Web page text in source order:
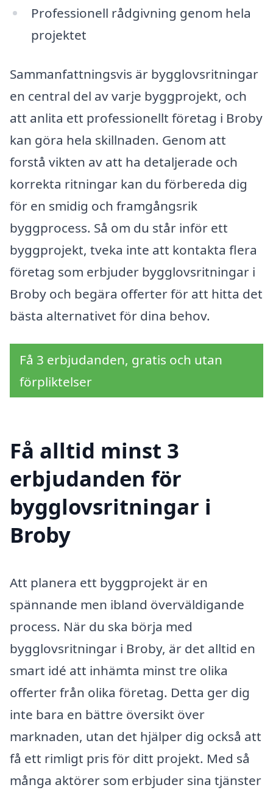
Professionell rådgivning genom hela
projektet
Sammanfattningsvis är bygglovsritningar
en central del av varje byggprojekt, och
att anlita ett professionellt företag i Broby
kan göra hela skillnaden. Genom att
forstå vikten av att ha detaljerade och
korrekta ritningar kan du förbereda dig
för en smidig och framgångsrik
byggprocess. Så om du står inför ett
byggprojekt, tveka inte att kontakta flera
företag som erbjuder bygglovsritningar i
Broby och begära offerter för att hitta det
bästa alternativet för dina behov.
Få 3 erbjudanden, gratis och utan
förpliktelser
Få alltid minst 3
erbjudanden för
bygglovsritningar i
Broby
Att planera ett byggprojekt är en
spännande men ibland överväldigande
process. När du ska börja med
bygglovsritningar i Broby, är det alltid en
smart idé att inhämta minst tre olika
offerter från olika företag. Detta ger dig
inte bara en bättre översikt över
marknaden, utan det hjälper dig också att
få ett rimligt pris för ditt projekt. Med så
många aktörer som erbjuder sina tjänster